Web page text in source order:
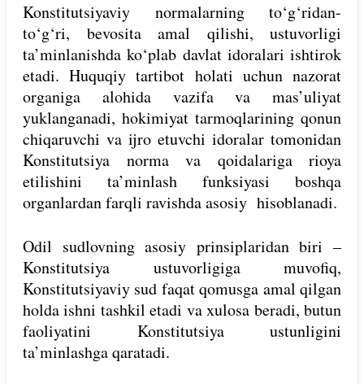
Konstitutsiyaviy normalarning to‘g‘ridan-
to‘g‘ri, bevosita amal qilishi, ustuvorligi
ta’minlanishda ko‘plab davlat idoralari ishtirok
etadi. Huquqiy tartibot holati uchun nazorat
organiga alohida vazifa va mas’uliyat
yuklanganadi, hokimiyat tarmoqlarining qonun
chiqaruvchi va ijro etuvchi idoralar tomonidan
Konstitutsiya norma va qoidalariga rioya
etilishini ta’minlash funksiyasi boshqa
organlardan farqli ravishda asosiy hisoblanadi.
Odil sudlovning asosiy prinsiplaridan biri –
Konstitutsiya ustuvorligiga muvofiq,
Konstitutsiyaviy sud faqat qomusga amal qilgan
holda ishni tashkil etadi va xulosa beradi, butun
faoliyatini Konstitutsiya ustunligini
ta’minlashga qaratadi.